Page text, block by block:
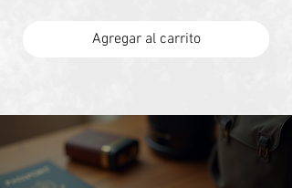
Agregar al carrito